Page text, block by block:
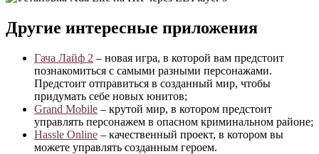
Другие интересные приложения
Гача Лайф 2 – новая игра, в которой вам предстоит
познакомиться с самыми разными персонажами.
Предстоит отправиться в созданный мир, чтобы
придумать себе новых юнитов;
Grand Mobile – крутой мир, в котором предстоит
управлять персонажем в опасном криминальном районе;
Hassle Online – качественный проект, в котором вы
можете управлять созданным героем.